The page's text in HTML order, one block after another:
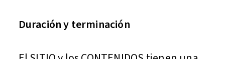
Duración y terminación